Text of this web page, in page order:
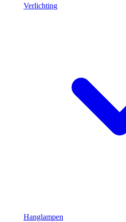
Verlichting
Hanglampen